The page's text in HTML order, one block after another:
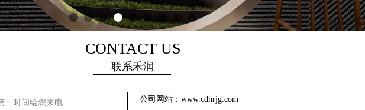
公司网站：www.cdhrjg.com
CONTACT US
联系禾润